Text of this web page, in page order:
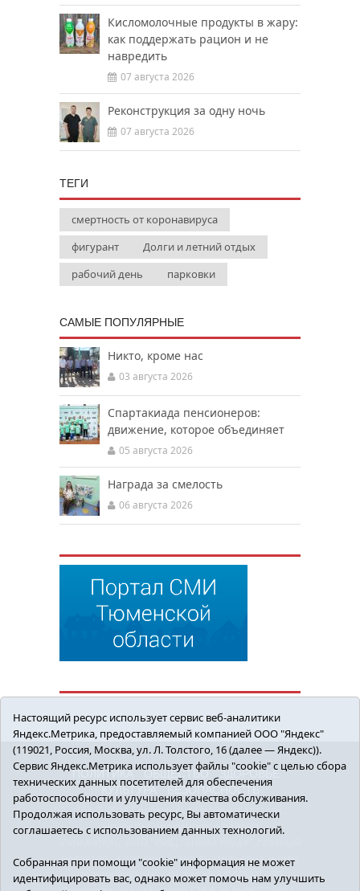
Кисломолочные продукты в жару:
как поддержать рацион и не
навредить
07 августа 2026
Реконструкция за одну ночь
07 августа 2026
ТЕГИ
смертность от коронавируса
фигурант
Долги и летний отдых
рабочий день
парковки
САМЫЕ ПОПУЛЯРНЫЕ
Никто, кроме нас
03 августа 2026
Спартакиада пенсионеров:
движение, которое объединяет
05 августа 2026
Награда за смелость
06 августа 2026
ПОЛИТИКА ОБЩЕСТВО
ЗДОРОВЬЕ
КУЛЬТУРА
БЕЗОПАСНОСТЬ
16+ © 2018 Сорокинский район в деталях.
Новости Сорокинского района
редактор - Королюк Елена Анатольевна, e-mail:
znamenka@inbox.ru, тел.: 8(34550)2-27-30
Настоящий ресурс использует сервис веб-аналитики
Яндекс.Метрика, предоставляемый компанией ООО "Яндекс"
(119021, Россия, Москва, ул. Л. Толстого, 16 (далее — Яндекс)).
Сервис Яндекс.Метрика использует файлы "cookie" с целью сбора
технических данных посетителей для обеспечения
работоспособности и улучшения качества обслуживания.
Продолжая использовать ресурс, Вы автоматически
соглашаетесь с использованием данных технологий.
Собранная при помощи "cookie" информация не может
идентифицировать вас, однако может помочь нам улучшить